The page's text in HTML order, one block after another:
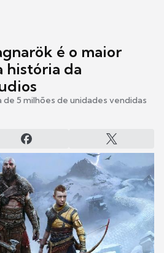
é o maior
história da
de 5 milhões de unidades vendidas